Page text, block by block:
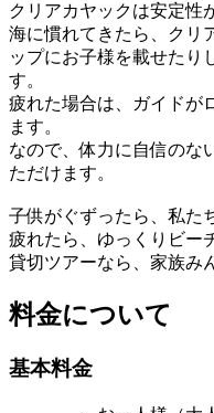
クリアカヤックは安定性
海に慣れてきたら、クリ
ップにお子様を載せたり
す。
疲れた場合は、ガイドが
ます。
なので、体力に自信のな
ただけます。
子供がぐずったら、私た
疲れたら、ゆっくりビー
貸切ツアーなら、家族み
料金について
基本料金